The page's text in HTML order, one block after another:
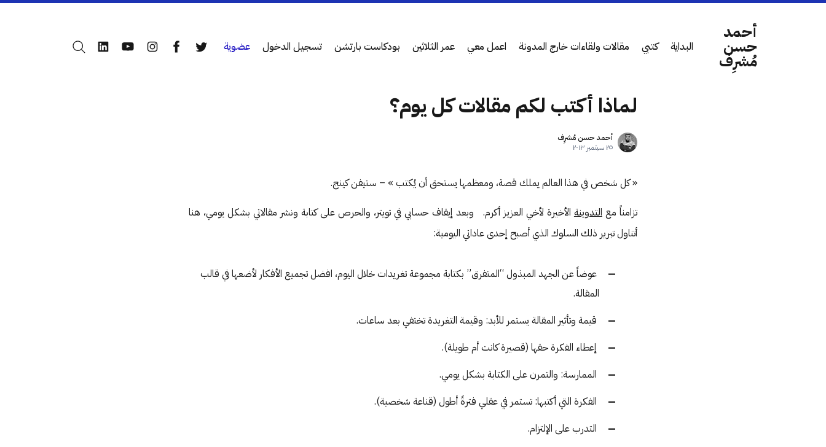
أحمد
حسن
مُشرِف
البداية كتبي مقالات ولقاءات خارج المدونة اعمل معي عمر الثلاثين بودكاست بارتشن تسجيل الدخول عضوية
لماذا أكتب لكم مقالات كل يوم؟
أحمد حسن مُشرِف
٢٥ سبتمبر ٢٠١٣
« كل شخص في هذا العالم يملك قصة، ومعظمها يستحق أن يُكتب » – ستيفن كينج.
تزامناً معالتدوينة الأخيرة لأخي العزيز أكرم. وبعد إيقاف حسابي في تويتر، والحرص على كتابة ونشر مقالاتي بشكل يومي، هنا
أتناول تبرير ذلك السلوك الذي أصبح إحدى عاداتي اليومية:
عوضاً عن الجهد المبذول “المتفرق” بكتابة مجموعة تغريدات خلال اليوم، افضل تجميع الأفكار لأضعها في قالب
المقالة.
قيمة وتأثير المقالة يستمر للأبد: وقيمة التغريدة تختفي بعد ساعات.
إعطاء الفكرة حقها (قصيرة كانت أم طويلة).
الممارسة: والتمرن على الكتابة بشكل يومي.
الفكرة التي أكتبها: تستمر في عقلي فترةً أطول (قناعة شخصية).
التدرب على الإلتزام.